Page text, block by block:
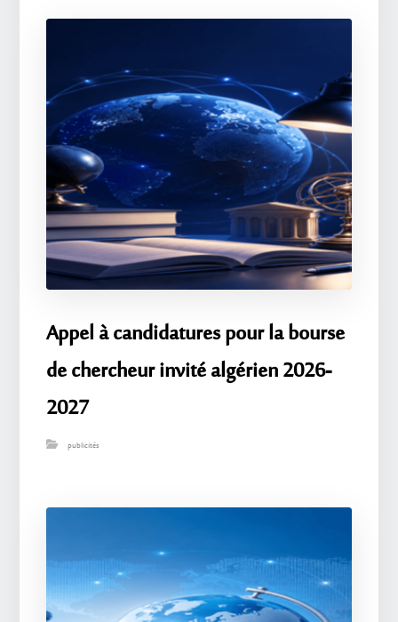
Appel à candidatures pour la bourse
de chercheur invité algérien 2026-
2027
publicités